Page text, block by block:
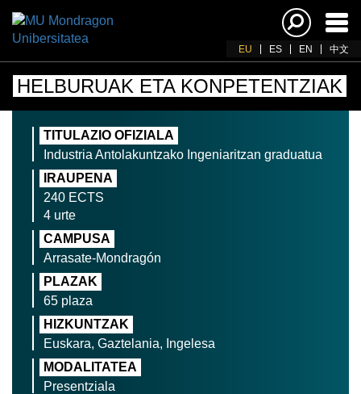
EU ES EN 中文
HELBURUAK ETA KONPETENTZIAK
TITULAZIO OFIZIALA
Industria Antolakuntzako Ingeniaritzan graduatua
IRAUPENA
240 ECTS
4 urte
CAMPUSA
Arrasate-Mondragón
PLAZAK
65 plaza
HIZKUNTZAK
Euskara, Gaztelania, Ingelesa
MODALITATEA
Presentziala